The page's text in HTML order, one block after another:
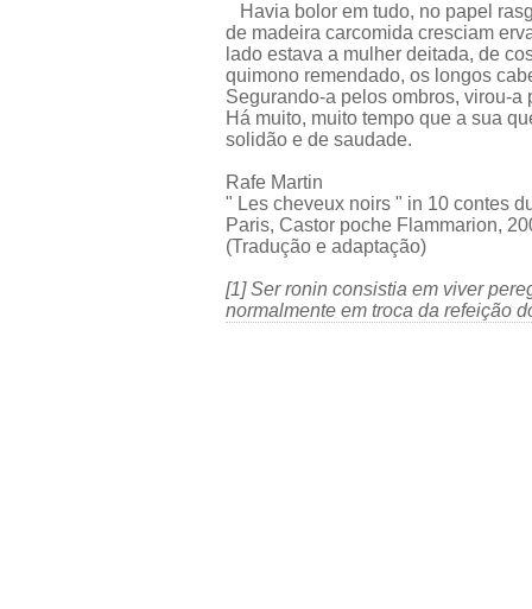
Havia bolor em tudo, no papel
de madeira carcomida cresciam
lado estava a mulher deitada, de
quimono remendado, os longos
Segurando-a pelos ombros, virou-
Há muito, muito tempo que a sua
solidão e de saudade.
Rafe Martin
" Les cheveux noirs " in 10 contes
Paris, Castor poche Flammarion,
(Tradução e adaptação)
[1] Ser ronin consistia em viver
normalmente em troca da refeição